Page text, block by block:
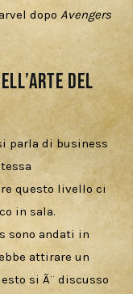
dopo Avengers
del
parla di business
questo livello ci
in sala.
sono andati in
attirare un
si Ã¨ discusso